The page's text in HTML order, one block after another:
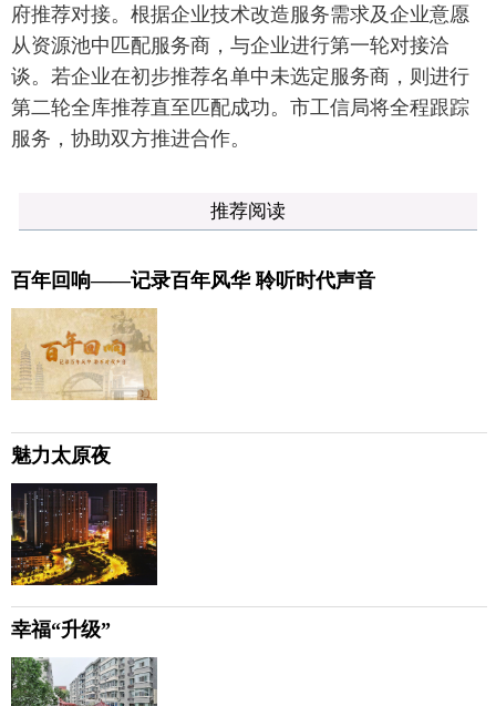
府推荐对接。根据企业技术改造服务需求及企业意愿
从资源池中匹配服务商，与企业进行第一轮对接洽
谈。若企业在初步推荐名单中未选定服务商，则进行
第二轮全库推荐直至匹配成功。市工信局将全程跟踪
服务，协助双方推进合作。
推荐阅读
百年回响——记录百年风华 聆听时代声音
魅力太原夜
幸福“升级”